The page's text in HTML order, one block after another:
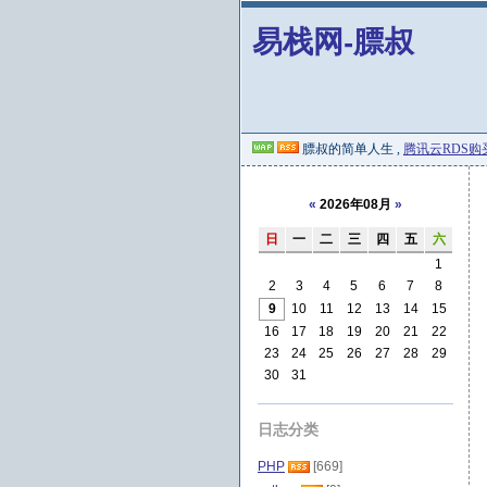
易栈网-膘叔
膘叔的简单人生 , 腾讯云RDS购
« 2026年08月 »
日 一 二 三 四 五
六
1
2
3 4 5 6 7
8
9
10 11 12 13 14
15
16
17 18 19 20 21
22
23
24 25 26 27 28
29
30
31
日志分类
PHP
[669]